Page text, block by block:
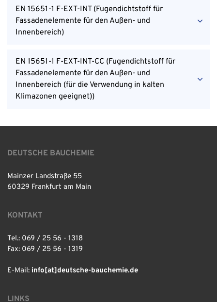
EN 15651-1 F-EXT-INT (Fugendichtstoff für
Fassadenelemente für den Außen- und
Innenbereich)
EN 15651-1 F-EXT-INT-CC (Fugendichtstoff für
Fassadenelemente für den Außen- und
Innenbereich (für die Verwendung in kalten
Klimazonen geeignet))
DEUTSCHE BAUCHEMIE
Mainzer Landstraße 55
60329 Frankfurt am Main
KONTAKT
Tel.: 069 / 25 56 - 1318
Fax: 069 / 25 56 - 1319
E-Mail: info[at]deutsche-bauchemie.de
LINKS